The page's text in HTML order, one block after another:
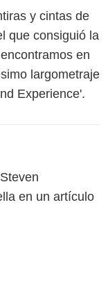
y cintas de
que consiguió la
en
largometraje
Experience'.
en un artículo